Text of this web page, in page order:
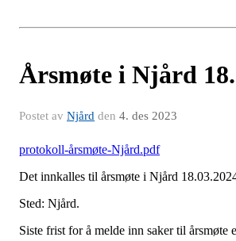
Årsmøte i Njård
Postet av Njård den 4. des 2023
protokoll-årsmøte-Njård.pdf
Det innkalles til årsmøte i Njård
Sted: Njård.
Siste frist for å melde inn saker til årsmøte